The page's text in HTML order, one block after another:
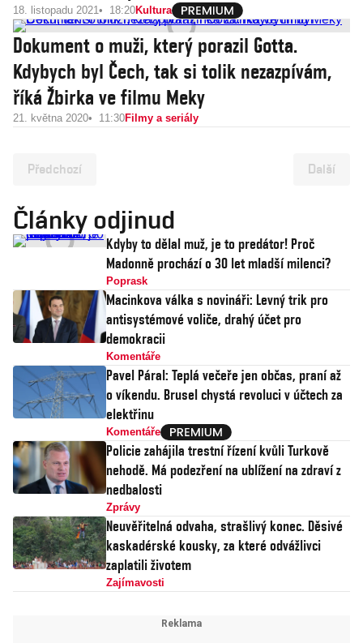
18. listopadu 2021 18:20Kultura
Dokument o muži, který porazil Gotta.
Kdybych byl Čech, tak si tolik nezazpívám,
říká Žbirka ve filmu Meky
21. května 2020 11:30Filmy a seriály
Předchozí Další
Články odjinud
Kdyby to dělal muž, je to predátor! Proč
Madonně prochází o 30 let mladší milenci?
Poprask
Macinkova válka s novináři: Levný trik pro
antisystémové voliče, drahý účet pro
demokracii
Komentáře
Pavel Páral: Teplá večeře jen občas, praní až
o víkendu. Brusel chystá revoluci v účtech za
elektřinu
Komentáře
Policie zahájila trestní řízení kvůli Turkově
nehodě. Má podezření na ublížení na zdraví z
nedbalosti
Zprávy
Neuvěřitelná odvaha, strašlivý konec. Děsivé
kaskadérské kousky, za které odvážlivci
zaplatili životem
Zajímavosti